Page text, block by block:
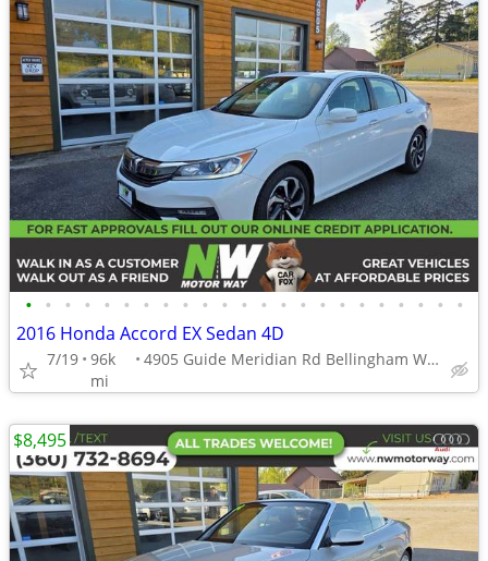
• • • • • • • • • • • • • • • • • • • • • • •
2016 Honda Accord EX Sedan 4D
7/19 96k
mi
4905 Guide Meridian Rd Bellingham WA 98226
$8,495